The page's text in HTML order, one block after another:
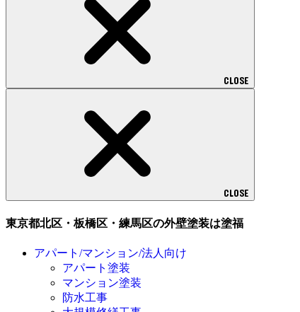
CLOSE
CLOSE
東京都北区・板橋区・練馬区の外壁塗装は塗福
アパート/マンション/法人向け
アパート塗装
マンション塗装
防水工事